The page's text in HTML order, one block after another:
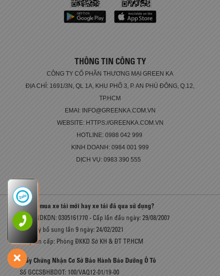
THÔNG TIN CÔNG TY
CÔNG TY CỔ PHẦN THƯƠNG MẠI GREEN KA
ĐỊA CHỈ: 1691/3N, QL 1A, KHU PHỐ 3, P. AN PHÚ ĐÔNG, Q.12,
TP.HCM
EMAI: INFO@GREENKA.COM.VN
WEBSITE: HTTPS://GREENKA.COM.VN
HOTLINE: 0988 042 999
KINH DOANH: 0984 001 999
DỊCH VỤ: 0983 390 555
Có nên mua xe tải mới hay xe tải đã qua sử dụng?
Số GCNDKDN: 0305161770 - Cấp lần đầu ngày: 29/08/2007
Đăng ký bổ sung lần 9 ngày: 24/02/2021
Cơ quan cấp: Phòng ĐKKD Sở KH & ĐT TP.HCM
Giấy Chứng Nhận Cơ Sở Bảo Hành Bảo Dưỡng Ô Tô
Số GCCSBHBDOT: 100/VAQ12-01/19-00